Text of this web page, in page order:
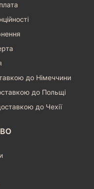
до Німеччини
до Польщі
до Чехії